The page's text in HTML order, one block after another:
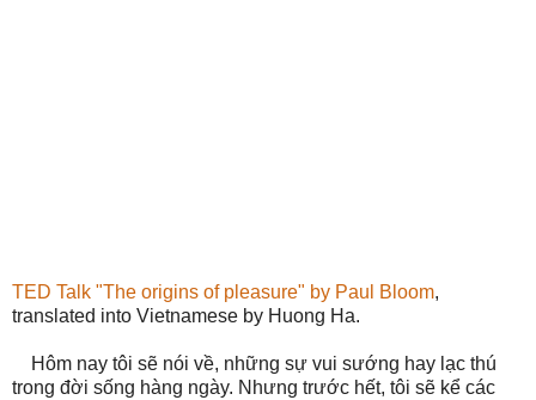
TED Talk "The origins of pleasure" by Paul Bloom,
translated into Vietnamese by Huong Ha.
Hôm nay tôi sẽ nói về, những sự vui sướng hay lạc thú
trong đời sống hàng ngày. Nhưng trước hết, tôi sẽ kể các